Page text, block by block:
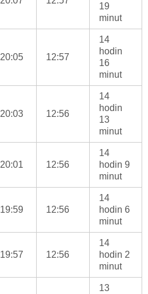
19
minut
20:05 12:57
14
hodin
16
minut
20:03 12:56
14
hodin
13
minut
20:01 12:56
14
hodin 9
minut
19:59 12:56
14
hodin 6
minut
19:57 12:56
14
hodin 2
minut
13